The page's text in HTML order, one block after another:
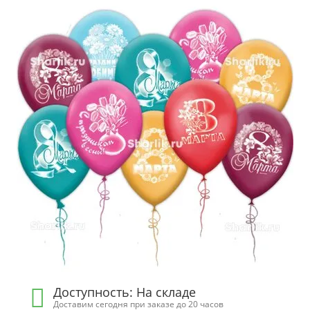
Доступность: На складе
Доставим сегодня при заказе до 20 часов